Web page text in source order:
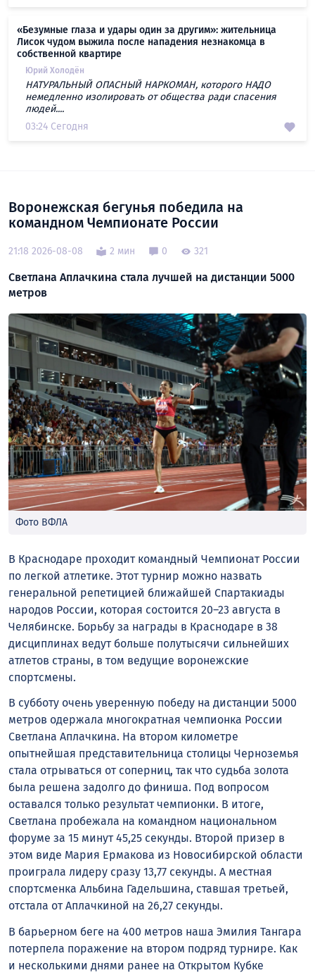
«Безумные глаза и удары один за другим»: жительница
Лисок чудом выжила после нападения незнакомца в
собственной квартире
Юрий Холодён
НАТУРАЛЬНЫЙ ОПАСНЫЙ НАРКОМАН, которого НАДО
немедленно изолировать от общества ради спасения
людей....
03:24 Сегодня
Воронежская бегунья победила на
командном Чемпионате России
21:18 2026-08-08 2 мин 0 321
Светлана Аплачкина стала лучшей на дистанции 5000
метров
Фото ВФЛА
В Краснодаре проходит командный Чемпионат России
по легкой атлетике. Этот турнир можно назвать
генеральной репетицией ближайшей Спартакиады
народов России, которая состоится 20–23 августа в
Челябинске. Борьбу за награды в Краснодаре в 38
дисциплинах ведут больше полутысячи сильнейших
атлетов страны, в том ведущие воронежские
спортсмены.
В субботу очень уверенную победу на дистанции 5000
метров одержала многократная чемпионка России
Светлана Аплачкина. На втором километре
опытнейшая представительница столицы Черноземья
стала отрываться от соперниц, так что судьба золота
была решена задолго до финиша. Под вопросом
оставался только результат чемпионки. В итоге,
Светлана пробежала на командном национальном
форуме за 15 минут 45,25 секунды. Второй призер в
этом виде Мария Ермакова из Новосибирской области
проиграла лидеру сразу 13,77 секунды. А местная
спортсменка Альбина Гадельшина, ставшая третьей,
отстала от Аплачкиной на 26,27 секунды.
В барьерном беге на 400 метров наша Эмилия Тангара
потерпела поражение на втором подряд турнире. Как
и несколькими днями ранее на Открытом Кубке